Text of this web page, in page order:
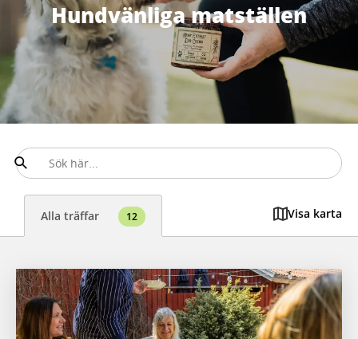
Hundvänliga matställen
Alla träffar 12 Visa karta